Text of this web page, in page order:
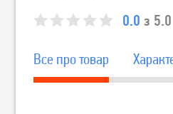
0.0 з 5.0
Все про товар